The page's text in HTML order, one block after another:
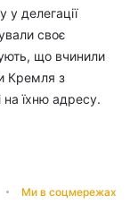
у делегації
своє
що вчинили
Кремля з
на їхню адресу.
Ми в соцмережах